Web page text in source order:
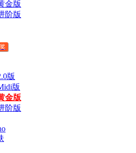
金版
阶版
版
版
金版
阶版